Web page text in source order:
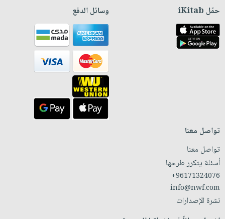
حمّل iKitab وسائل الدفع
تواصل معنا
تواصل معنا
أسئلة يتكرر طرحها
+96171324076
info@nwf.com
نشرة الإصدارات